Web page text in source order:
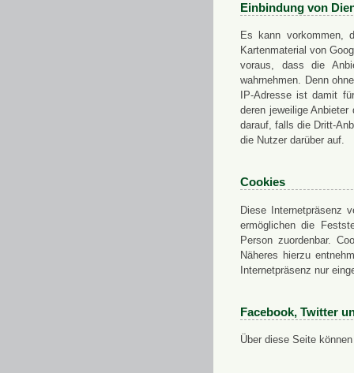
Einbindung von
Es kann vorkommen,
Kartenmaterial von
voraus, dass die
wahrnehmen. Denn
IP-Adresse ist damit
deren jeweilige
darauf, falls die Dritt-
die Nutzer darüber auf.
Cookies
Diese Internetpräsenz
ermöglichen die
Person zuordenbar.
Näheres hierzu
Internetpräsenz nur
Facebook, Twitter
Über diese Seite